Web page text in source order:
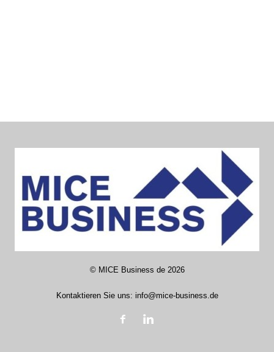
© MICE Business de2026
Kontaktieren Sie uns: info@mice-business.de